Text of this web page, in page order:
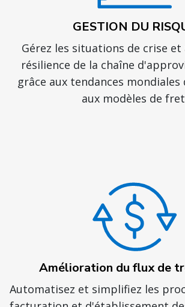
GESTION DU
Gérez les situations de crise et
résilience de la chaîne
grâce aux tendances
aux modèles de
Amélioration du flux de
Automatisez et simplifiez les